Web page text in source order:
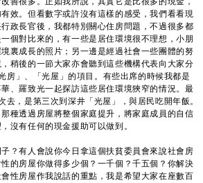
效。但看數字或許沒有這樣的感受，我們看看現
政長官後，我都特別關心住房問題，不過很多都
個對比來的，有一些是居住環境很不理想，小朋
裏成長的照片；另一邊是經過社會一些團體的努
稍後的一節大家亦會聽到這些機構代表向大家分
房」、「光屋」的項目。有些出席的時候我都是
、羅致光一起探訪這些居住環境狹窄的情況。最
去，是第三次到深井「光屋」，與居民吃開年飯。
種透過房屋將整個家庭提升，將家庭成員的自信
沒有任何的現金援助可以做到。
有人會說你今日拿這個扶貧委員會來說社會房
的房屋你做得多少個？一千個？千五個？你解決
性房屋作我說話的重點，我是希望大家在座數百